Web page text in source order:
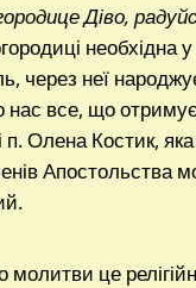
Діво,
через неї
все, що
п. Олена Костик,
Апостольства
молитви це